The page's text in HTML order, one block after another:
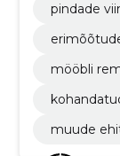
pindade
mööbli
muude